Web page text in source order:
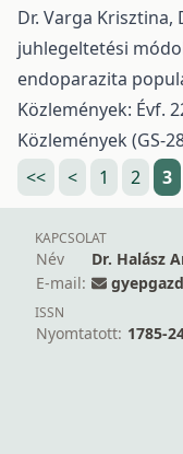
Dr. Varga Krisztina,
juhlegeltetési
endoparazita
Közlemények: Évf.
Közlemények (GS-
<<
< 1 2 3
KAPCSOLAT
Név
Dr. Halász
E-mail:
ISSN
Nyomtatott: 1785-